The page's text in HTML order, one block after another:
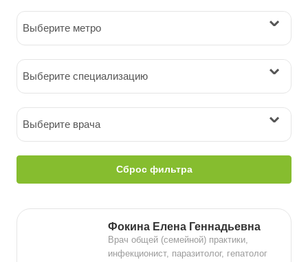
Выберите метро
Выберите специализацию
Выберите врача
Сброс фильтра
Фокина Елена Геннадьевна
Врач общей (семейной) практики,
инфекционист, паразитолог, гепатолог